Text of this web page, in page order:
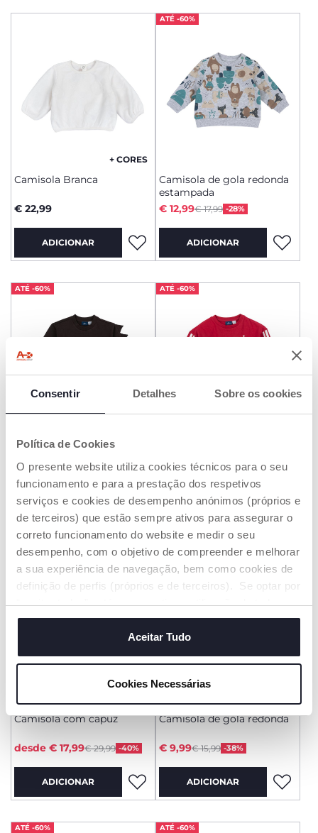
Consentir Detalhes Sobre os cookies
Política de Cookies
O presente website utiliza cookies técnicos para o seu
funcionamento e para a prestação dos respetivos
serviços e cookies de desempenho anónimos (próprios e
de terceiros) que estão sempre ativos para assegurar o
correto funcionamento do website e medir o seu
desempenho, com o objetivo de compreender e melhorar
a sua experiência de navegação, bem como cookies de
definição de perfis (próprios e de terceiros). Se optar por
“aceitar todos” está a consentir na utilização de todos os
cookies. Se quiser saber mais, alterar ou revogar o
consentimento de todos ou de alguns cookies, clique em
"mostrar detalhes". Ao fechar este aviso, está a
são necessários e essenciais para garantir o
funcionamento desta página.
Aceitar Tudo
Cookies Necessárias
+ CORES
Camisola Branca
€ 22,99
ADICIONAR
ATÉ -60%
Camisola de gola redonda
estampada
Price reduced from
€ 17,99 -28%
to
€ 12,99
ADICIONAR
ATÉ -60%
Camisola dinossauro
Price reduced from
desde € 14,99
ADICIONAR
ATÉ -60%
Price reduced from
€ 25,99
to
desde € 14,99
ATÉ -60%
Camisola com capuz
Price reduced from
€ 29,99 -40%
to
desde € 17,99
ADICIONAR
ATÉ -60%
Camisola de gola redonda
Price reduced from
€ 15,99 -38%
to
€ 9,99
ADICIONAR
ATÉ -60% ATÉ -60%